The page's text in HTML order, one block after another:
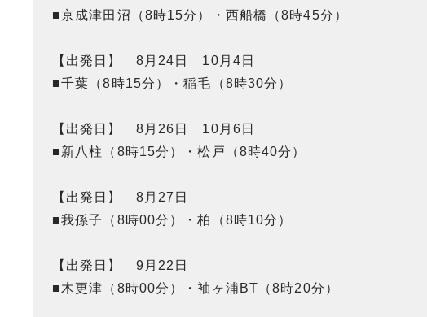
■京成津田沼（8時15分）・西船橋（8時45分）
【出発日】 8月24日 10月4日
■千葉（8時15分）・稲毛（8時30分）
【出発日】 8月26日 10月6日
■新八柱（8時15分）・松戸（8時40分）
【出発日】 8月27日
■我孫子（8時00分）・柏（8時10分）
【出発日】 9月22日
■木更津（8時00分）・袖ヶ浦BT（8時20分）